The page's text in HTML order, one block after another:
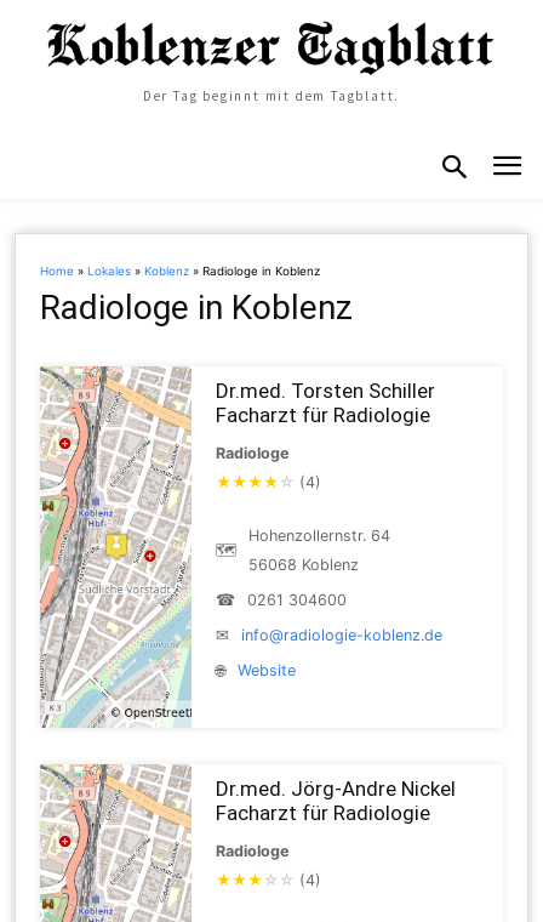
Der Tag beginnt mit dem Tagblatt.
Home »Lokales »Koblenz »Radiologe in Koblenz
Radiologe in Koblenz
Dr.med. Torsten Schiller
Facharzt für Radiologie
Radiologe
★★★★ ☆ (4)
🗺
Hohenzollernstr. 64
56068 Koblenz
☎
0261 304600
✉
info@radiologie-koblenz.de
🌐
Website
Dr.med. Jörg-Andre Nickel
Facharzt für Radiologie
Radiologe
★★★ ☆ ☆ (4)